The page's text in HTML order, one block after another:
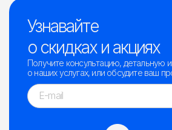
Узнавайте
о скидках и акциях
Получите консультацию, детальную
о наших услугах, или обсудите ваш